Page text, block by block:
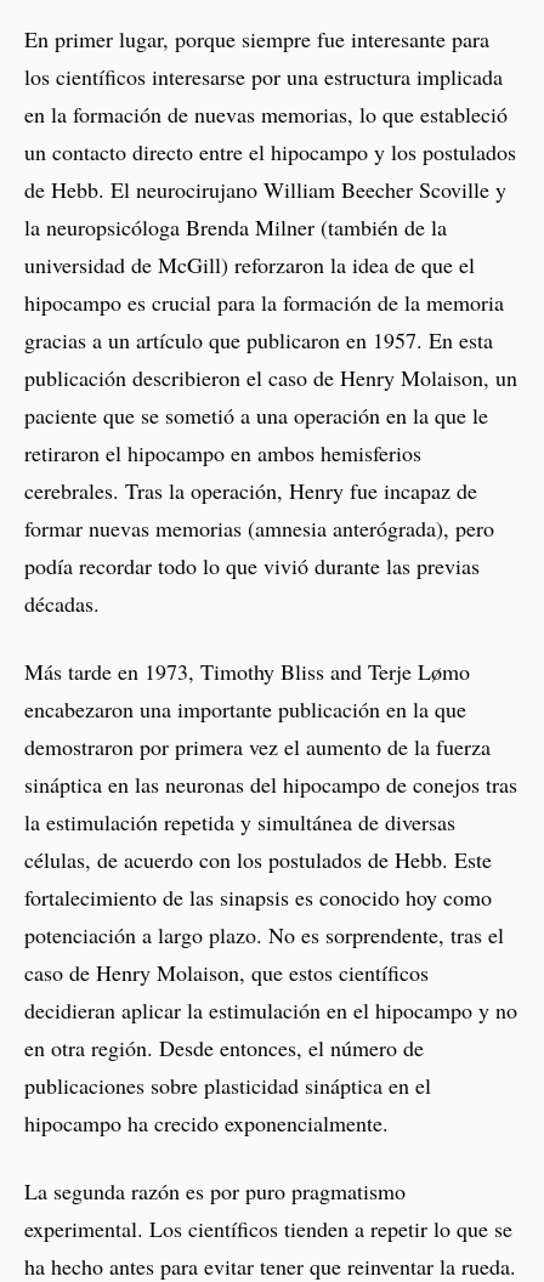
En primer lugar, porque siempre fue interesante para
los científicos interesarse por una estructura implicada
en la formación de nuevas memorias, lo que estableció
un contacto directo entre el hipocampo y los postulados
de Hebb. El neurocirujano William Beecher Scoville y
la neuropsicóloga Brenda Milner (también de la
universidad de McGill) reforzaron la idea de que el
hipocampo es crucial para la formación de la memoria
gracias a un artículo que publicaron en 1957. En esta
publicación describieron el caso de Henry Molaison, un
paciente que se sometió a una operación en la que le
retiraron el hipocampo en ambos hemisferios
cerebrales. Tras la operación, Henry fue incapaz de
formar nuevas memorias (amnesia anterógrada), pero
podía recordar todo lo que vivió durante las previas
décadas.
Más tarde en 1973, Timothy Bliss and Terje Lømo
encabezaron una importante publicación en la que
demostraron por primera vez el aumento de la fuerza
sináptica en las neuronas del hipocampo de conejos tras
la estimulación repetida y simultánea de diversas
células, de acuerdo con los postulados de Hebb. Este
fortalecimiento de las sinapsis es conocido hoy como
potenciación a largo plazo. No es sorprendente, tras el
caso de Henry Molaison, que estos científicos
decidieran aplicar la estimulación en el hipocampo y no
en otra región. Desde entonces, el número de
publicaciones sobre plasticidad sináptica en el
hipocampo ha crecido exponencialmente.
La segunda razón es por puro pragmatismo
experimental. Los científicos tienden a repetir lo que se
ha hecho antes para evitar tener que reinventar la rueda.